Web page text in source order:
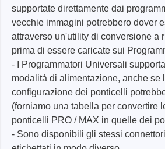
supportate direttamente dai
vecchie immagini potrebbero dover
attraverso un'utility di conversione a
prima di essere caricate sui
- I Programmatori Universali
modalità di alimentazione, anche se
configurazione dei ponticelli
(forniamo una tabella per convertire
ponticelli PRO / MAX in quelle dei
- Sono disponibili gli stessi